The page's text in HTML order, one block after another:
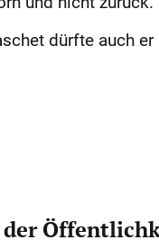
dürfte auch